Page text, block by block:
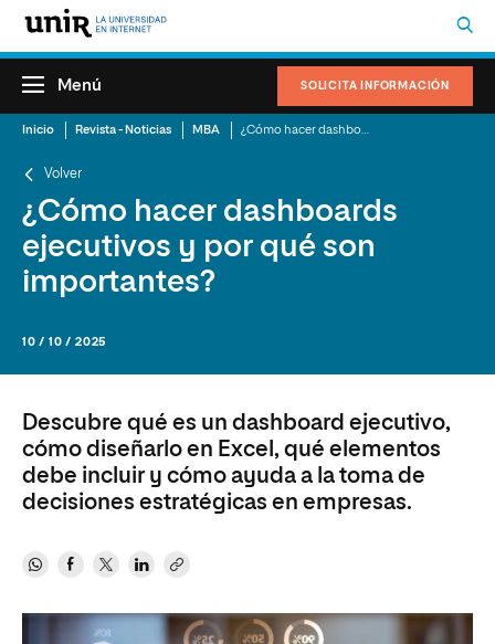
SOLICITA INFORMACIÓN
Menú
Inicio Revista - Noticias MBA
Volver
¿Cómo hacer dashboards
ejecutivos y por qué son
importantes?
10 / 10 / 2025
Descubre qué es un dashboard ejecutivo,
cómo diseñarlo en Excel, qué elementos
debe incluir y cómo ayuda a la toma de
decisiones estratégicas en empresas.